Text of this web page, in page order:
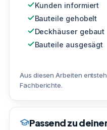
Kunden informiert
Bauteile gehobelt
Deckhäuser gebaut
Bauteile ausgesägt
Aus diesen Arbeiten
Fachberichte.
Passend zu